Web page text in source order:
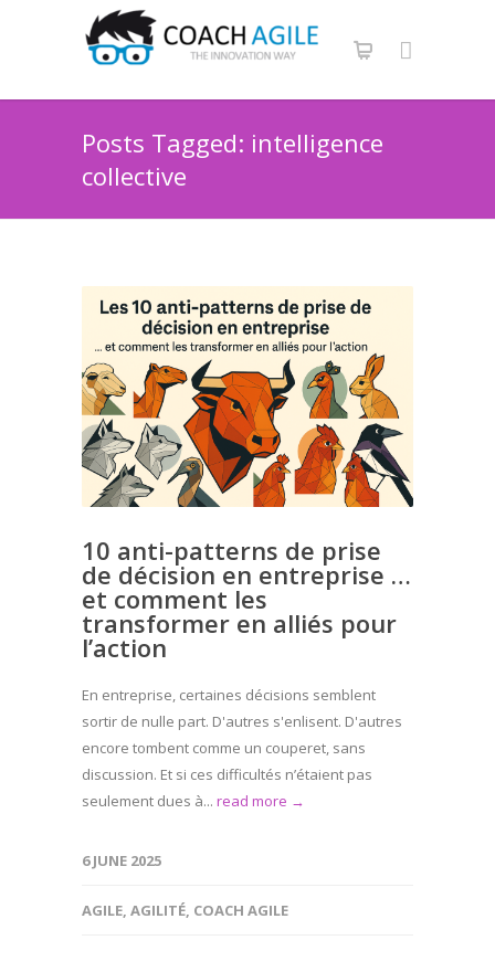
Posts Tagged: intelligence
collective
10 anti-patterns de prise
de décision en entreprise …
et comment les
transformer en alliés pour
l’action
En entreprise, certaines décisions semblent
sortir de nulle part. D'autres s'enlisent. D'autres
encore tombent comme un couperet, sans
discussion. Et si ces difficultés n’étaient pas
seulement dues à... read more →
6 JUNE 2025
AGILE, AGILITÉ, COACH AGILE